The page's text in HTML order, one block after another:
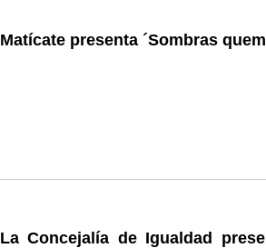
Matícate presenta ´Sombras
La Concejalía de Igualdad